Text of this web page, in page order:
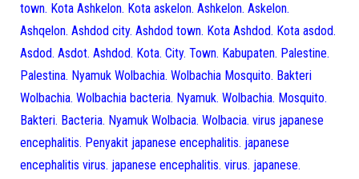
town. Kota Ashkelon. Kota askelon. Ashkelon. Askelon.
Ashqelon. Ashdod city. Ashdod town. Kota Ashdod. Kota asdod.
Asdod. Asdot. Ashdod. Kota. City. Town. Kabupaten. Palestine.
Palestina. Nyamuk Wolbachia. Wolbachia Mosquito. Bakteri
Wolbachia. Wolbachia bacteria. Nyamuk. Wolbachia. Mosquito.
Bakteri. Bacteria. Nyamuk Wolbacia. Wolbacia. virus japanese
encephalitis. Penyakit japanese encephalitis. japanese
encephalitis virus. japanese encephalitis. virus. japanese.